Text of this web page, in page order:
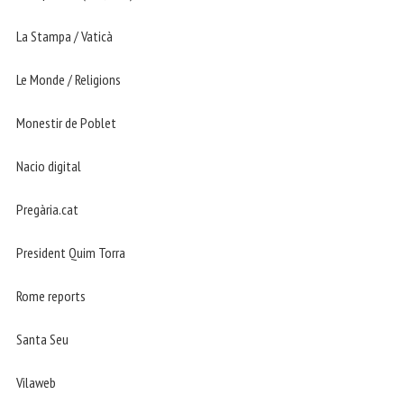
La Stampa / Vaticà
Le Monde / Religions
Monestir de Poblet
Nacio digital
Pregària.cat
President Quim Torra
Rome reports
Santa Seu
Vilaweb